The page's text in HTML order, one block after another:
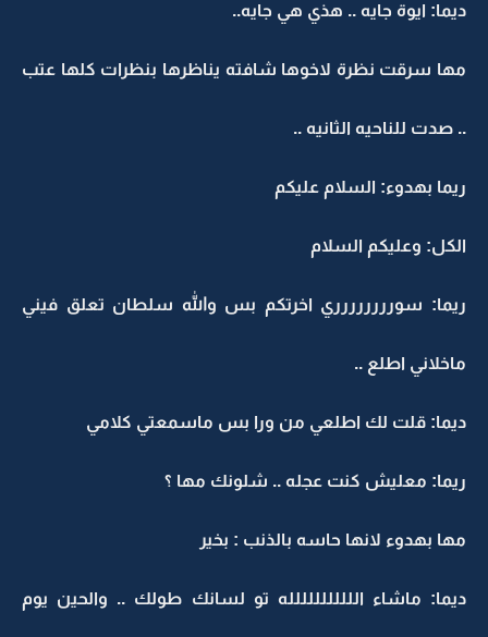
ديما: ايوة جايه .. هذي هي جايه..
مها سرقت نظرة لاخوها شافته يناظرها بنظرات كلها عتب
.. صدت للناحيه الثانيه ..
ريما بهدوء: السلام عليكم
الكل: وعليكم السلام
ريما: سورررررررري اخرتكم بس والله سلطان تعلق فيني
ماخلاني اطلع ..
ديما: قلت لك اطلعي من ورا بس ماسمعتي كلامي
ريما: معليش كنت عجله .. شلونك مها ؟
مها بهدوء لانها حاسه بالذنب : بخير
ديما: ماشاء اللللللللللله تو لسانك طولك .. والحين يوم